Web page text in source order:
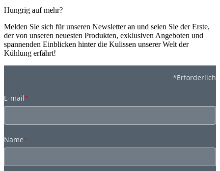
Hungrig auf mehr?
Melden Sie sich für unseren Newsletter an und seien Sie der Erste,
der von unseren neuesten Produkten, exklusiven Angeboten und
spannenden Einblicken hinter die Kulissen unserer Welt der
Kühlung erfährt!
*Erforderlich
E-mail*
Name*